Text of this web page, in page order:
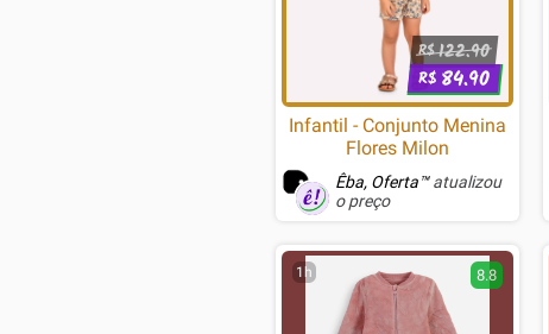
R$122.90
R$ 84.90
Infantil - Conjunto Menina
Flores Milon
Êba, Oferta™atualizou
o preço
1h 8.8